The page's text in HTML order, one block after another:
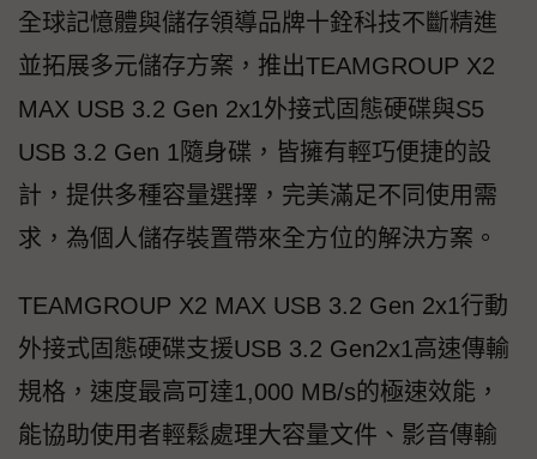
全球記憶體與儲存領導品牌十銓科技不斷精進
並拓展多元儲存方案，推出TEAMGROUP X2
MAX USB 3.2 Gen 2x1外接式固態硬碟與S5
USB 3.2 Gen 1隨身碟，皆擁有輕巧便捷的設
計，提供多種容量選擇，完美滿足不同使用需
求，為個人儲存裝置帶來全方位的解決方案。
TEAMGROUP X2 MAX USB 3.2 Gen 2x1行動
外接式固態硬碟支援USB 3.2 Gen2x1高速傳輸
規格，速度最高可達1,000 MB/s的極速效能，
能協助使用者輕鬆處理大容量文件、影音傳輸